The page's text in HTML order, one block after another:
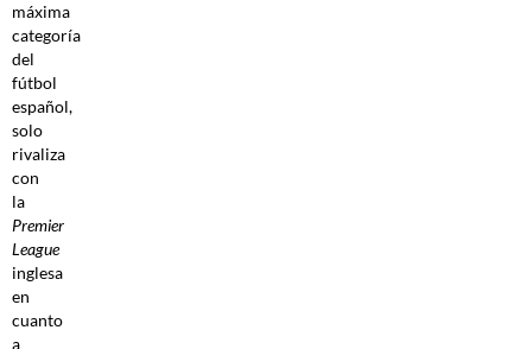
máxima
categoría
del
fútbol
español,
solo
rivaliza
con
la
Premier
League
inglesa
en
cuanto
a